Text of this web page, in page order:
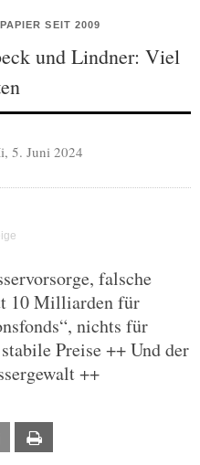
SEIT 2009
und Lindner: Viel
5. Juni 2024
falsche
10 Milliarden für
nichts für
Preise ++ Und der
++
Email